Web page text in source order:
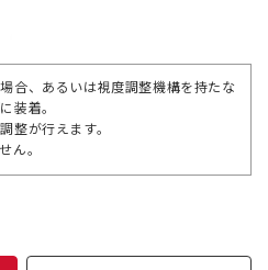
合、あるいは視度調整機構を持たな
装着。
整が行えます。
ん。